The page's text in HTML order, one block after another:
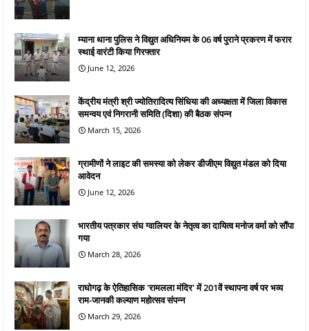
म्याना थाना पुलिस ने विद्युत अधिनियम के 06 वर्ष पुराने प्रकरण में फरार
स्थाई वारंटी किया गिरफ्तार
June 12, 2026
केंद्रीय मंत्री श्री ज्योतिरादित्य सिंधिया की अध्यक्षता में जिला विकास
समन्वय एवं निगरानी समिति (दिशा) की बैठक संपन्न
March 15, 2026
ग्रामीणों ने लाइट की समस्या को लेकर डीजीएम विद्युत मंडल को दिया
आवेदन
June 12, 2026
भारतीय पत्रकार संघ ग्वालियर के नेतृत्व का दायित्व मनोज वर्मा को सौंपा
गया
March 28, 2026
राघोगढ़ के ऐतिहासिक 'रामलला मंदिर' में 201वें स्थापना वर्ष पर भव्य
राम-जानकी कल्याण महोत्सव संपन्न
March 29, 2026